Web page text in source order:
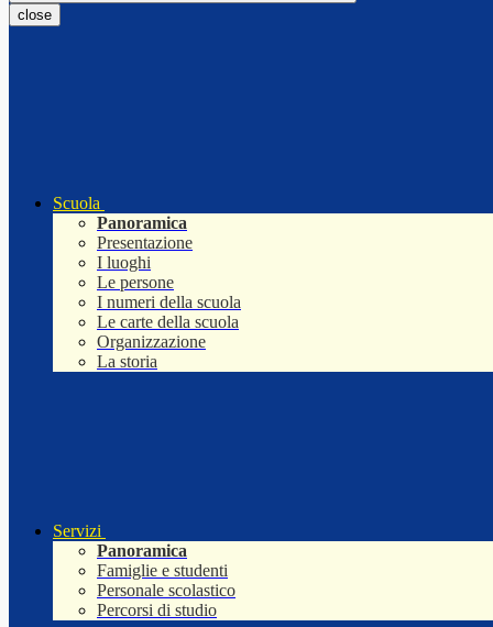
close
Scuola
Panoramica
Presentazione
I luoghi
Le persone
I numeri della scuola
Le carte della scuola
Organizzazione
La storia
Servizi
Panoramica
Famiglie e studenti
Personale scolastico
Percorsi di studio